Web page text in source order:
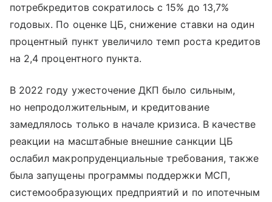
потребкредитов сократилось с 15% до 13,7%
годовых. По оценке ЦБ, снижение ставки на один
процентный пункт увеличило темп роста кредитов
на 2,4 процентного пункта.
В 2022 году ужесточение ДКП было сильным,
но непродолжительным, и кредитование
замедлялось только в начале кризиса. В качестве
реакции на масштабные внешние санкции ЦБ
ослабил макропруденциальные требования, также
была запущены программы поддержки МСП,
системообразующих предприятий и по ипотечным